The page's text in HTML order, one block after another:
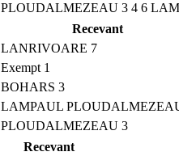
PLOUDALMEZEAU 3 4 6
Recevant
LANRIVOARE 7
Exempt 1
BOHARS 3
LAMPAUL
PLOUDALMEZEAU 3
Recevant